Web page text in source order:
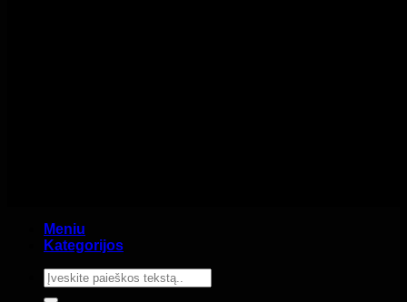
Meniu
Kategorijos
Ieškoti: